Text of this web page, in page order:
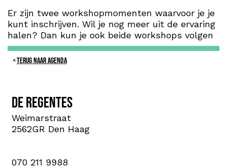
Er zijn twee workshopmomenten waarvoor je je
kunt inschrijven. Wil je nog meer uit de ervaring
halen? Dan kun je ook beide workshops volgen
TERUG NAAR AGENDA
De Regentes
Weimarstraat
2562GR Den Haag
070 211 9988